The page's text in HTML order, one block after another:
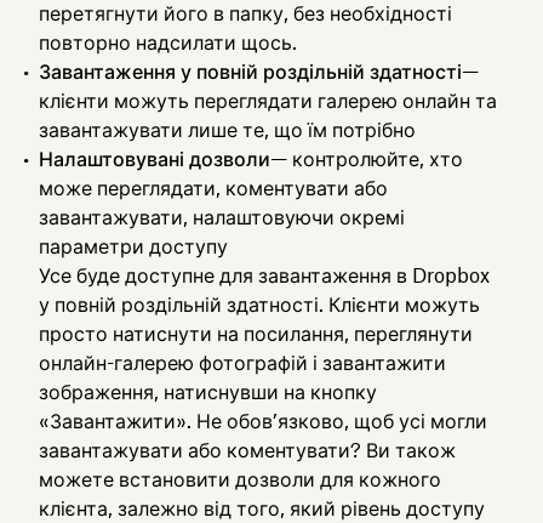
перетягнути його в папку, без необхідності
повторно надсилати щось.
Завантаження у повній роздільній здатності—
клієнти можуть переглядати галерею онлайн та
завантажувати лише те, що їм потрібно
Налаштовувані дозволи— контролюйте, хто
може переглядати, коментувати або
завантажувати, налаштовуючи окремі
параметри доступу
Усе буде доступне для завантаження в Dropbox
у повній роздільній здатності. Клієнти можуть
просто натиснути на посилання, переглянути
онлайн-галерею фотографій і завантажити
зображення, натиснувши на кнопку
«Завантажити». Не обов’язково, щоб усі могли
завантажувати або коментувати? Ви також
можете встановити дозволи для кожного
клієнта, залежно від того, який рівень доступу